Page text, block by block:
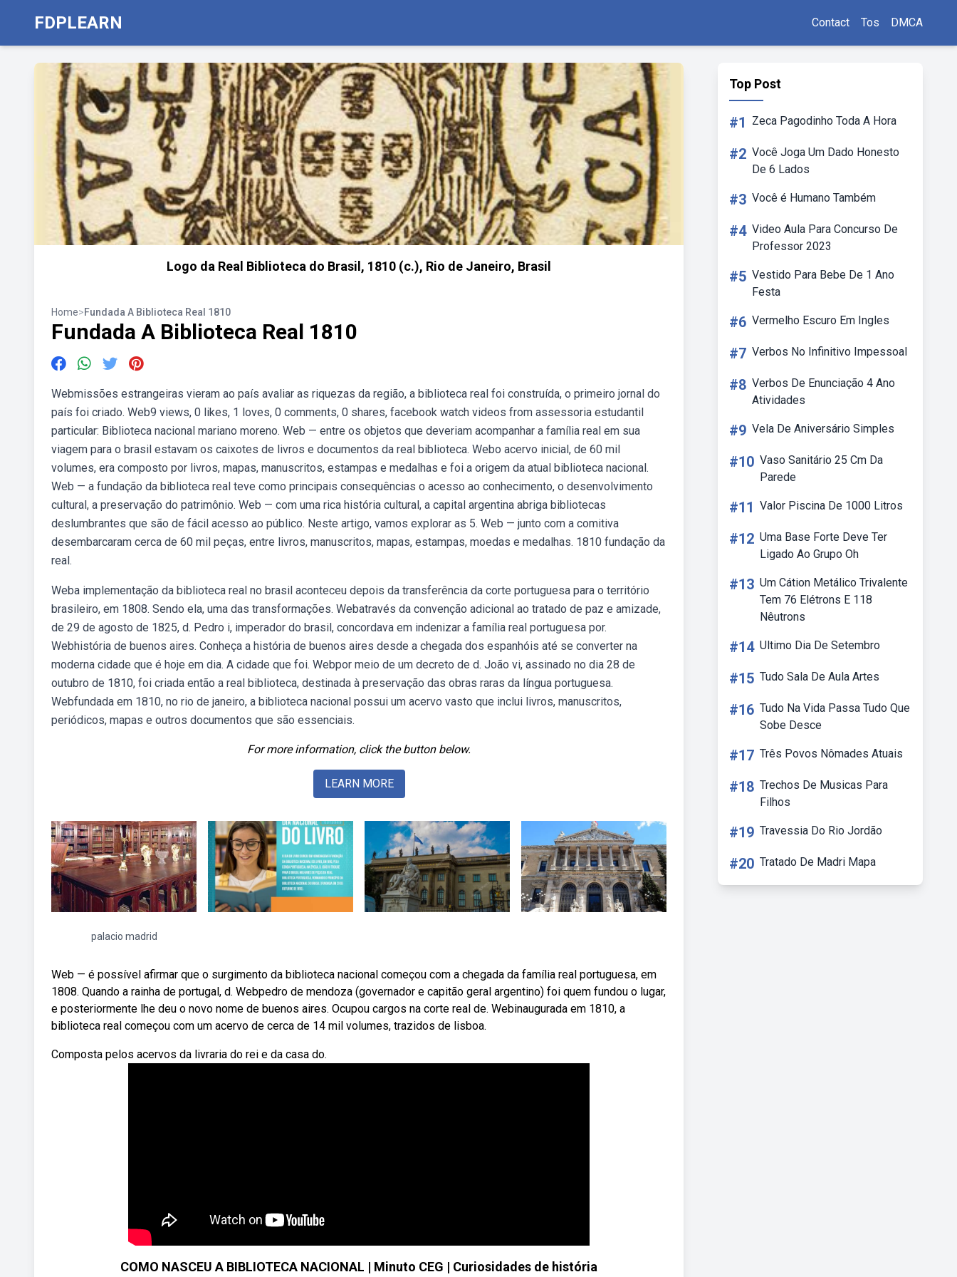
FDPLEARN Contact Tos DMCA
Logo da Real Biblioteca do Brasil, 1810 (c.), Rio de Janeiro, Brasil
Home>Fundada A Biblioteca Real 1810
Fundada A Biblioteca Real 1810
Webmissões estrangeiras vieram ao país avaliar as riquezas da região, a biblioteca real foi construída, o primeiro jornal do
país foi criado. Web9 views, 0 likes, 1 loves, 0 comments, 0 shares, facebook watch videos from assessoria estudantil
particular: Biblioteca nacional mariano moreno. Web — entre os objetos que deveriam acompanhar a família real em sua
viagem para o brasil estavam os caixotes de livros e documentos da real biblioteca. Webo acervo inicial, de 60 mil
volumes, era composto por livros, mapas, manuscritos, estampas e medalhas e foi a origem da atual biblioteca nacional.
Web — a fundação da biblioteca real teve como principais consequências o acesso ao conhecimento, o desenvolvimento
cultural, a preservação do patrimônio. Web — com uma rica história cultural, a capital argentina abriga bibliotecas
deslumbrantes que são de fácil acesso ao público. Neste artigo, vamos explorar as 5. Web — junto com a comitiva
desembarcaram cerca de 60 mil peças, entre livros, manuscritos, mapas, estampas, moedas e medalhas. 1810 fundação da
real.
Weba implementação da biblioteca real no brasil aconteceu depois da transferência da corte portuguesa para o território
brasileiro, em 1808. Sendo ela, uma das transformações. Webatravés da convenção adicional ao tratado de paz e amizade,
de 29 de agosto de 1825, d. Pedro i, imperador do brasil, concordava em indenizar a família real portuguesa por.
Webhistória de buenos aires. Conheça a história de buenos aires desde a chegada dos espanhóis até se converter na
moderna cidade que é hoje em dia. A cidade que foi. Webpor meio de um decreto de d. João vi, assinado no dia 28 de
outubro de 1810, foi criada então a real biblioteca, destinada à preservação das obras raras da língua portuguesa.
Webfundada em 1810, no rio de janeiro, a biblioteca nacional possui um acervo vasto que inclui livros, manuscritos,
periódicos, mapas e outros documentos que são essenciais.
For more information, click the button below.
LEARN MORE
palacio madrid
Web — é possível afirmar que o surgimento da biblioteca nacional começou com a chegada da família real portuguesa, em
1808. Quando a rainha de portugal, d. Webpedro de mendoza (governador e capitão geral argentino) foi quem fundou o lugar,
e posteriormente lhe deu o novo nome de buenos aires. Ocupou cargos na corte real de. Webinaugurada em 1810, a
biblioteca real começou com um acervo de cerca de 14 mil volumes, trazidos de lisboa.
Composta pelos acervos da livraria do rei e da casa do.
COMO NASCEU A BIBLIOTECA NACIONAL | Minuto CEG | Curiosidades de história
Top Post
#1 Zeca Pagodinho Toda A Hora
#2 Você Joga Um Dado Honesto
De 6 Lados
#3 Você é Humano Também
#4 Video Aula Para Concurso De
Professor 2023
#5 Vestido Para Bebe De 1 Ano
Festa
#6 Vermelho Escuro Em Ingles
#7 Verbos No Infinitivo Impessoal
#8 Verbos De Enunciação 4 Ano
Atividades
#9 Vela De Aniversário Simples
#10 Vaso Sanitário 25 Cm Da
Parede
#11 Valor Piscina De 1000 Litros
#12 Uma Base Forte Deve Ter
Ligado Ao Grupo Oh
#13 Um Cátion Metálico Trivalente
Tem 76 Elétrons E 118
Nêutrons
#14 Ultimo Dia De Setembro
#15 Tudo Sala De Aula Artes
#16 Tudo Na Vida Passa Tudo Que
Sobe Desce
#17 Três Povos Nômades Atuais
#18 Trechos De Musicas Para
Filhos
#19 Travessia Do Rio Jordão
#20 Tratado De Madri Mapa